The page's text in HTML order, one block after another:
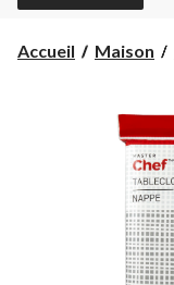
Accueil Maison